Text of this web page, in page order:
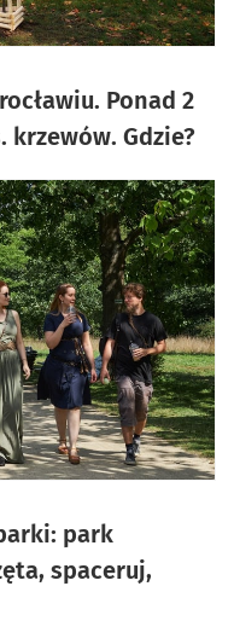
Ponad 2
krzewów. Gdzie?
park
spaceruj,